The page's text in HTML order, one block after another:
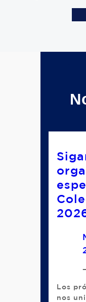
Los
nos